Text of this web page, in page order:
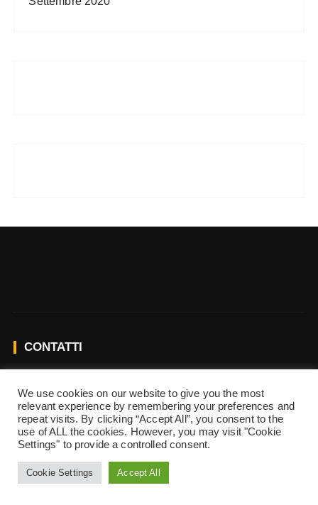
CONTATTI
Per mettersi in contatto con la redazione de L’Opera per
tutti:redazione@operapertutti.it
We use cookies on our website to give you the most
relevant experience by remembering your preferences and
repeat visits. By clicking “Accept All”, you consent to the
use of ALL the cookies. However, you may visit "Cookie
Settings" to provide a controlled consent.
Cookie Settings Accept All